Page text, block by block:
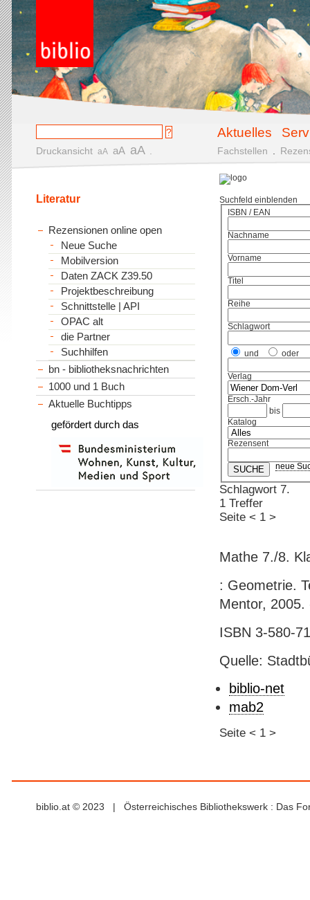
Aktuelles
Druckansicht aA aA aA Fachstellen
Suchfeld einblenden
ISBN / EAN
Nachname
Vorname
Titel
Reihe
Schlagwort
und oder
Verlag
Ersch.-Jahr
bis
Katalog
Rezensent
neue
Schlagwort 7.
1 Treffer
Seite < 1 >
Mathe 7./8.
: Geometrie.
Mentor,
ISBN 3-580-
Quelle:
biblio-net
mab2
Seite < 1 >
Literatur
Rezensionen online open
Neue Suche
Mobilversion
Daten ZACK Z39.50
Projektbeschreibung
Schnittstelle | API
OPAC alt
die Partner
Suchhilfen
bn - bibliotheksnachrichten
1000 und 1 Buch
Aktuelle Buchtipps
gefördert durch das
biblio.at © 2023 | Österreichisches Bibliothekswerk : Das